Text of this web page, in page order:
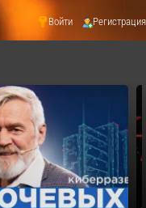
Войти Регистрация